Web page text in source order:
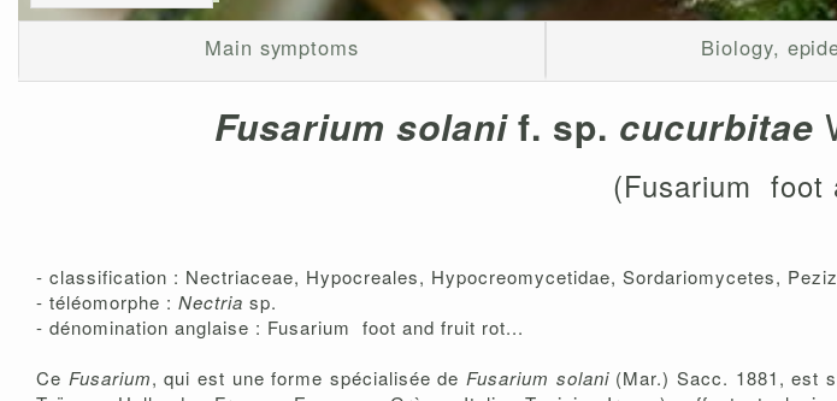
Main symptoms Biology,
Fusarium solanif. sp. cucurbitae
(Fusarium foot
- classification : Nectriaceae, Hypocreales, Hypocreomycetidae, Sordariomycetes,
- téléomorphe : Nectria sp.
- dénomination anglaise : Fusarium foot and fruit rot...
Ce Fusarium, qui est une forme spécialisée deFusarium solani(Mar.) Sacc. 1881, est